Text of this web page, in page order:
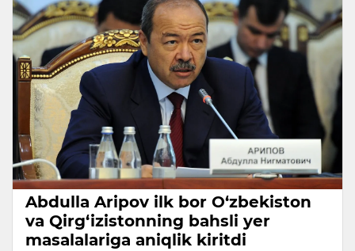
Abdulla Aripov ilk bor O‘zbekiston
va Qirg‘izistonning bahsli yer
masalalariga aniqlik kiritdi